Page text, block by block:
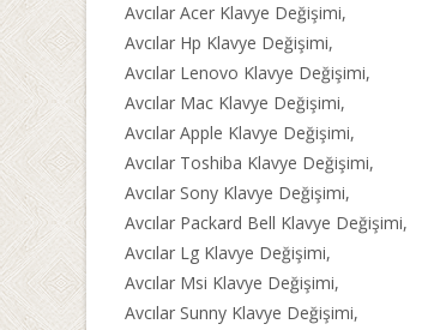
Avcılar Acer Klavye Değişimi,
Avcılar Hp Klavye Değişimi,
Avcılar Lenovo Klavye Değişimi,
Avcılar Mac Klavye Değişimi,
Avcılar Apple Klavye Değişimi,
Avcılar Toshiba Klavye Değişimi,
Avcılar Sony Klavye Değişimi,
Avcılar Packard Bell Klavye Değişimi,
Avcılar Lg Klavye Değişimi,
Avcılar Msi Klavye Değişimi,
Avcılar Sunny Klavye Değişimi,